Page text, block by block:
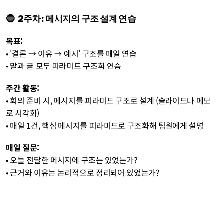
🔵  2주차: 메시지의 구조 설계 연습
목표:
• '결론 → 이유 → 예시' 구조를 매일 연습
• 말과 글 모두 피라미드 구조화 연습
주간 활동:
• 회의 준비 시, 메시지를 피라미드 구조로 설계 (슬라이드나 메모
로 시각화)
• 매일 1건, 핵심 메시지를 피라미드로 구조화해 팀원에게 설명
매일 질문:
• 오늘 전달한 메시지에 구조는 있었는가?
• 근거와 이유는 논리적으로 정리되어 있었는가?